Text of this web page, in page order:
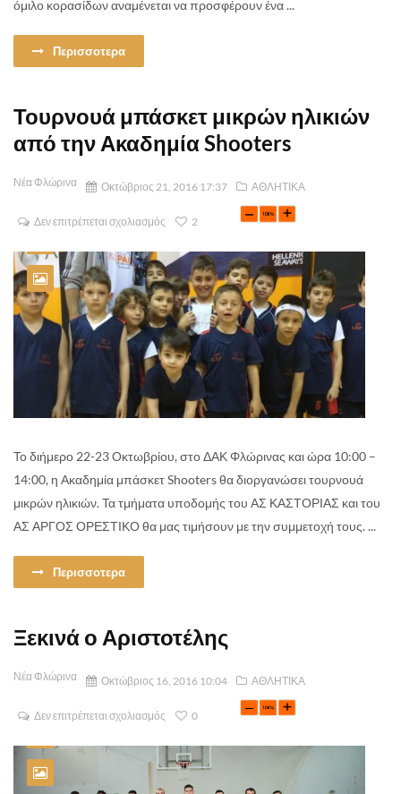
όμιλο κορασίδων αναμένεται να προσφέρουν ένα ...
Περισσοτερα
Τουρνουά μπάσκετ μικρών ηλικιών
από την Ακαδημία Shooters
Νέα Φλώρινα Οκτώβριος 21, 2016 17:37 ΑΘΛΗΤΙΚΑ
Δεν επιτρέπεται σχολιασμός 2
Το διήμερο 22-23 Οκτωβρίου, στο ΔΑΚ Φλώρινας και ώρα 10:00 –
14:00, η Ακαδημία μπάσκετ Shooters θα διοργανώσει τουρνουά
μικρών ηλικιών. Τα τμήματα υποδομής του ΑΣ ΚΑΣΤΟΡΙΑΣ και του
ΑΣ ΑΡΓΟΣ ΟΡΕΣΤΙΚΟ θα μας τιμήσουν με την συμμετοχή τους. ...
Περισσοτερα
Ξεκινά ο Αριστοτέλης
Νέα Φλώρινα Οκτώβριος 16, 2016 10:04 ΑΘΛΗΤΙΚΑ
Δεν επιτρέπεται σχολιασμός 0